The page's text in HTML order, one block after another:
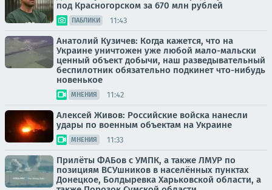
под Красногорском за 670 млн рублей
ПАБЛИКИ 11:43
Анатолий Кузичев: Когда кажется, что на
Украине уничтожен уже любой мало-мальски
ценный объект добычи, наш разведывательный
беспилотник обязательно подкинет что-нибудь
новенькое
МНЕНИЯ 11:42
Алексей Живов: Российские войска нанесли
удары по военным объектам на Украине
МНЕНИЯ 11:33
Прилёты ФАБов с УМПК, а также ЛМУР по
позициям ВСУшников в населённых пунктах
Донецкое, Болдыревка Харьковской области, а